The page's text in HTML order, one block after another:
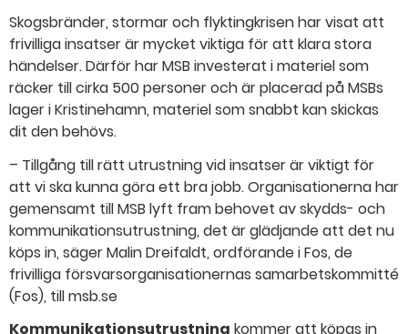
Skogsbränder, stormar och flyktingkrisen har visat att
frivilliga insatser är mycket viktiga för att klara stora
händelser. Därför har MSB investerat i materiel som
räcker till cirka 500 personer och är placerad på MSBs
lager i Kristinehamn, materiel som snabbt kan skickas
dit den behövs.
– Tillgång till rätt utrustning vid insatser är viktigt för
att vi ska kunna göra ett bra jobb. Organisationerna har
gemensamt till MSB lyft fram behovet av skydds- och
kommunikationsutrustning, det är glädjande att det nu
köps in, säger Malin Dreifaldt, ordförande i Fos, de
frivilliga försvarsorganisationernas samarbetskommitté
(Fos), till msb.se
Kommunikationsutrustning kommer att köpas in